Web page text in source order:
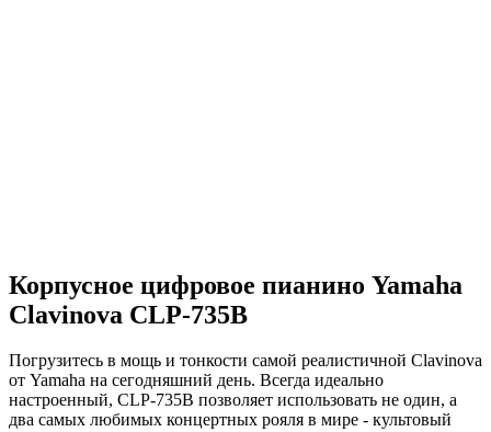
Корпусное цифровое пианино Yamaha
Clavinova CLP-735B
Погрузитесь в мощь и тонкости самой реалистичной Clavinova
от Yamaha на сегодняшний день. Всегда идеально
настроенный, CLP-735B позволяет использовать не один, а
два самых любимых концертных рояля в мире - культовый